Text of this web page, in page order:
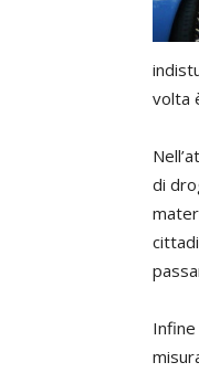
volta
di